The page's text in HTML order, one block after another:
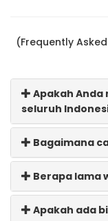
(Frequently
Apakah
seluruh
Bagaimana
Berapa lama
Apakah ada